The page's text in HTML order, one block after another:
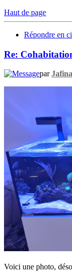
Haut de page
Répondre en
Re:
par
Voici une photo,